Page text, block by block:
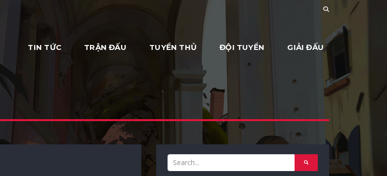
TIN TỨC TRẬN ĐẤU TUYỂN THỦ ĐỘI TUYỂN GIẢI ĐẤU